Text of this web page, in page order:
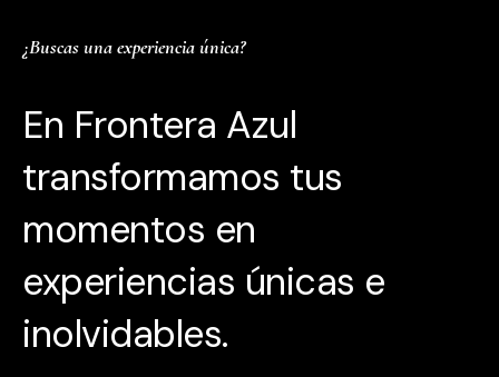
¿Buscas una experiencia única?
En Frontera Azul
transformamos tus
momentos en
experiencias únicas e
inolvidables.